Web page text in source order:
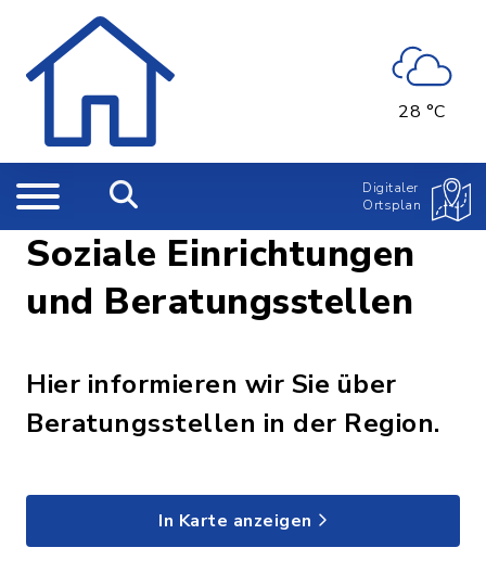
28 °C
Digitaler
Ortsplan
Soziale Einrichtungen
und Beratungsstellen
Hier informieren wir Sie über
Beratungsstellen in der Region.
In Karte anzeigen